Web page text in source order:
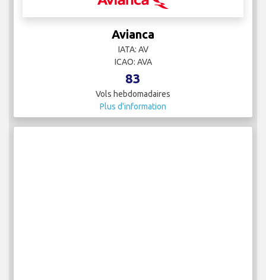
Avianca
IATA: AV
ICAO: AVA
83
Vols hebdomadaires
Plus d'information